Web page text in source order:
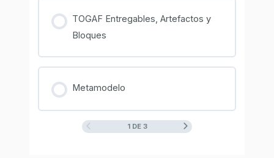
TOGAF Entregables, Artefactos y
Bloques
Metamodelo
1 DE 3